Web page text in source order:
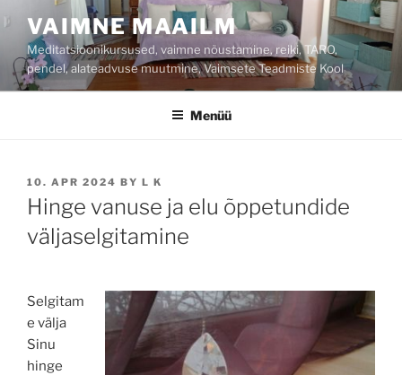
sisu
juurde
VAIMNE MAAILM
Meditatsioonikursused, vaimne nõustamine, reiki, TARO,
pendel, alateadvuse muutmine, Vaimsete Teadmiste Kool
Menüü
POSTED
ON
10. APR 2024 BY L K
Hinge vanuse ja elu õppetundide
väljaselgitamine
Selgitam
e välja
Sinu
hinge